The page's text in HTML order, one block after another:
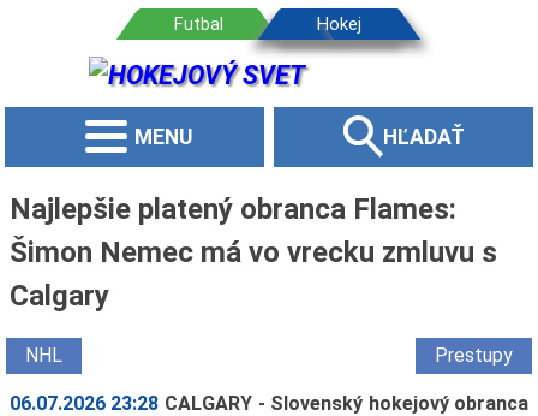
MENU HĽADAŤ
Najlepšie platený obranca Flames:
Šimon Nemec má vo vrecku zmluvu s
Calgary
NHL Prestupy
06.07.2026 23:28 CALGARY - Slovenský hokejový obranca